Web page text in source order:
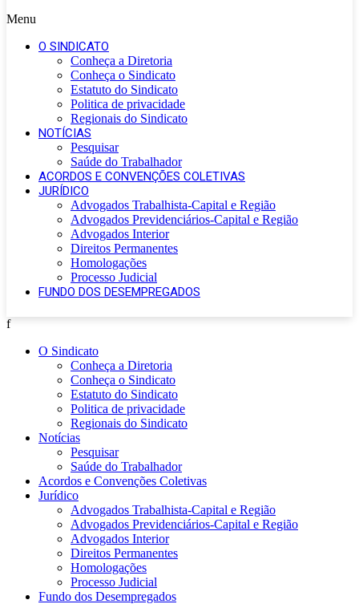
Menu
O SINDICATO
Conheça a Diretoria
Conheça o Sindicato
Estatuto do Sindicato
Politica de privacidade
Regionais do Sindicato
NOTÍCIAS
Pesquisar
Saúde do Trabalhador
ACORDOS E CONVENÇÕES COLETIVAS
JURÍDICO
Advogados Trabalhista-Capital e Região
Advogados Previdenciários-Capital e Região
Advogados Interior
Direitos Permanentes
Homologações
Processo Judicial
FUNDO DOS DESEMPREGADOS
f
O Sindicato
Conheça a Diretoria
Conheça o Sindicato
Estatuto do Sindicato
Politica de privacidade
Regionais do Sindicato
Notícias
Pesquisar
Saúde do Trabalhador
Acordos e Convenções Coletivas
Jurídico
Advogados Trabalhista-Capital e Região
Advogados Previdenciários-Capital e Região
Advogados Interior
Direitos Permanentes
Homologações
Processo Judicial
Fundo dos Desempregados